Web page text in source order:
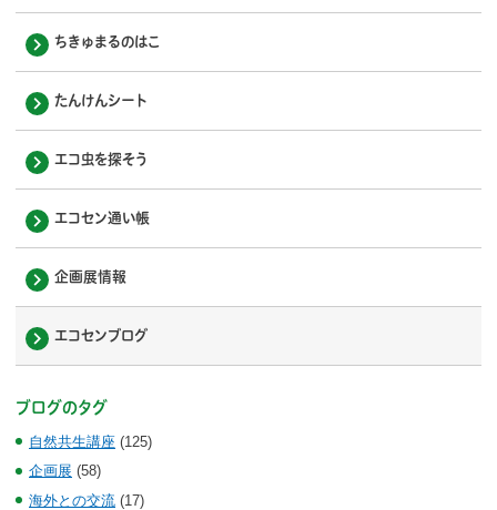
ちきゅまるのはこ
たんけんシート
エコ虫を探そう
エコセン通い帳
企画展情報
エコセンブログ
ブログのタグ
自然共生講座 (125)
企画展 (58)
海外との交流 (17)